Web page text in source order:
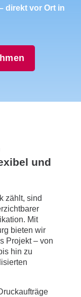
direkt vor Ort in
und
zählt, sind
Mit
bieten wir
Projekt – von
hin zu